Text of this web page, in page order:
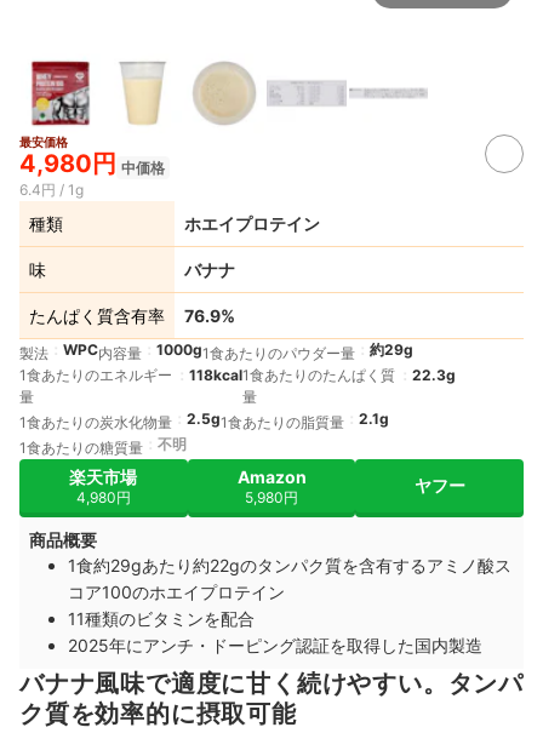
最安価格
4,980円 中価格
6.4円 / 1g
種類 ホエイプロテイン
味 バナナ
たんぱく質含有率 76.9%
製法 WPC内容量 1000g1食あたりのパウダー量
約29g
1食あたりのエネルギー
量
118kcal1食あたりのたんぱく質
量
22.3g
1食あたりの炭水化物量 2.5g1食あたりの脂質量
2.1g
1食あたりの糖質量
不明
楽天市場
4,980円
Amazon
5,980円
ヤフー
商品概要
1食約29gあたり約22gのタンパク質を含有するアミノ酸ス
コア100のホエイプロテイン
11種類のビタミンを配合
2025年にアンチ・ドーピング認証を取得した国内製造
バナナ風味で適度に甘く続けやすい。タンパ
ク質を効率的に摂取可能